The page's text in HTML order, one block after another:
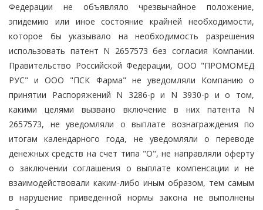
Федерации не объявляло чрезвычайное положение,
эпидемию или иное состояние крайней необходимости,
которое бы указывало на необходимость разрешения
использовать патент N 2657573 без согласия Компании.
Правительство Российской Федерации, ООО "ПРОМОМЕД
РУС" и ООО "ПСК Фарма" не уведомляли Компанию о
принятии Распоряжений N 3286-р и N 3930-р и о том,
какими целями вызвано включение в них патента N
2657573, не уведомляли о выплате вознаграждения по
итогам календарного года, не уведомляли о переводе
денежных средств на счет типа "О", не направляли оферту
о заключении соглашения о выплате компенсации и не
взаимодействовали каким-либо иным образом, тем самым
в нарушение приведенной нормы закона не выполнены